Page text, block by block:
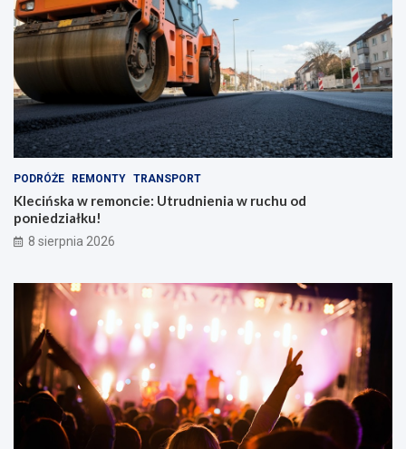
PODRÓŻE REMONTY TRANSPORT
Klecińska w remoncie: Utrudnienia w ruchu od
poniedziałku!
8 sierpnia 2026